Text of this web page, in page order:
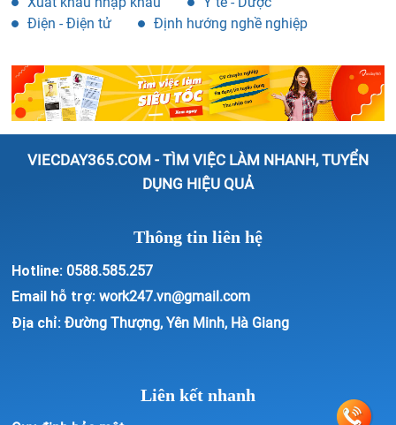
Tin tức
Tổ chức sự kiện
Tư vấn việc làm nhân viên Kinh doanh
Việc làm thêm, cộng tác viên, parttime
Xuất khẩu nhập khẩu
Y tế - Dược
Điện - Điện tử
Định hướng nghề nghiệp
VIECDAY365.COM - TÌM VIỆC LÀM NHANH, TUYỂN
DỤNG HIỆU QUẢ
Thông tin liên hệ
work247.vn@gmail.com